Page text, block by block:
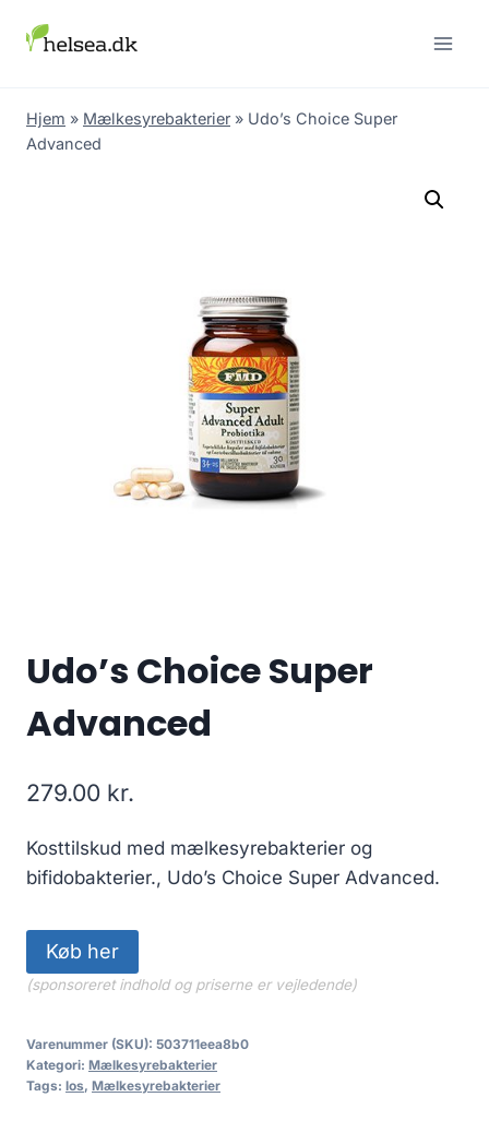
Hjem » Mælkesyrebakterier » Udo’s Choice Super
Advanced
Udo’s Choice Super
Advanced
279.00 kr.
Kosttilskud med mælkesyrebakterier og
bifidobakterier., Udo’s Choice Super Advanced.
Køb her
(sponsoreret indhold og priserne er vejledende)
Varenummer (SKU): 503711eea8b0
Kategori: Mælkesyrebakterier
Tags: los, Mælkesyrebakterier